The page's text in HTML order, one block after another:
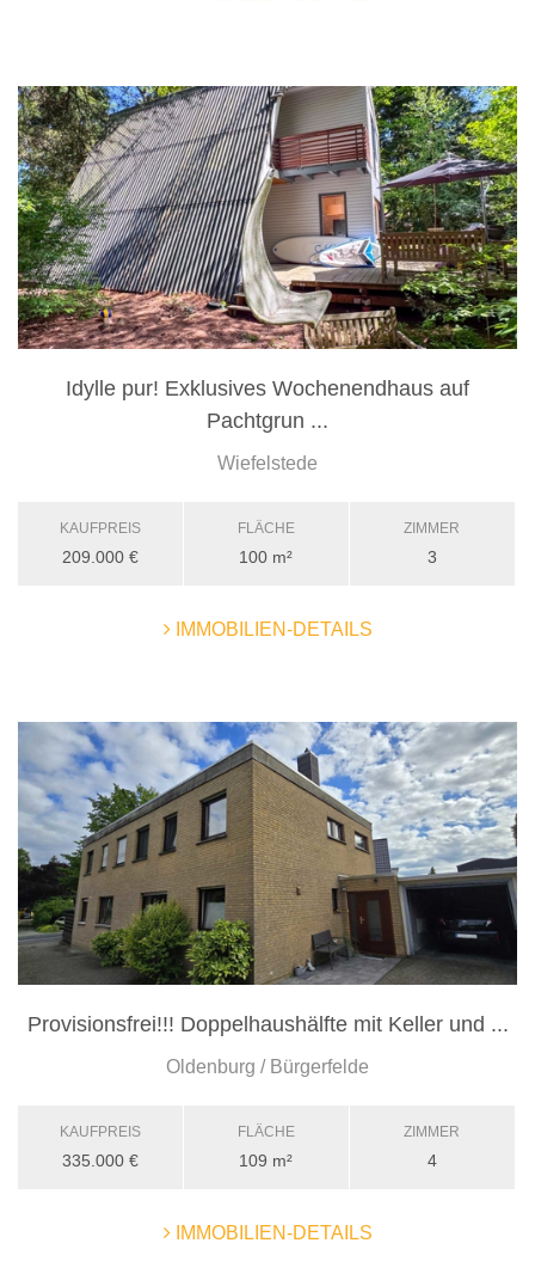
Idylle pur! Exklusives Wochenendhaus auf
Pachtgrun ...
Wiefelstede
KAUFPREIS
209.000 €
FLÄCHE
100 m²
ZIMMER
3
IMMOBILIEN-DETAILS
Provisionsfrei!!! Doppelhaushälfte mit Keller und ...
Oldenburg / Bürgerfelde
KAUFPREIS
335.000 €
FLÄCHE
109 m²
ZIMMER
4
IMMOBILIEN-DETAILS